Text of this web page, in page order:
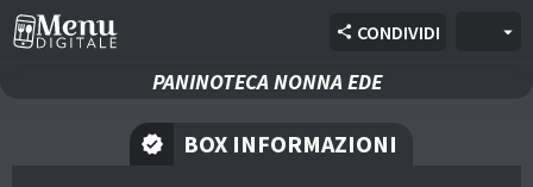
share CONDIVIDI arrow_drop_down
PANINOTECA NONNA EDE
BOX INFORMAZIONI
verified
E-mail
DEUTSCH